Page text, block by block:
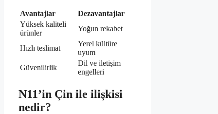
Avantajlar
Dezavantajlar
Yüksek kaliteli
ürünler
Yoğun rekabet
Hızlı teslimat
Yerel kültüre
uyum
Güvenilirlik
Dil ve iletişim
engelleri
N11’in Çin ile ilişkisi
nedir?